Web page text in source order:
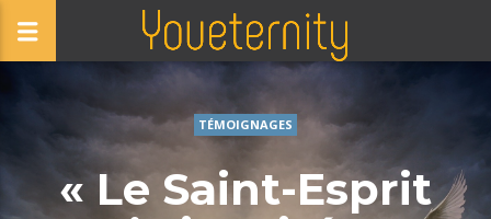
TÉMOIGNAGES
« Le Saint-Esprit